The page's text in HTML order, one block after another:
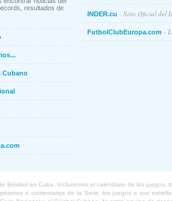
resultados de
Cubano
INDER.cu - Sitio Oficial del
FutbolClubEuropa.com -
en Cuba. Incluiremos el calendario de los juegos,
o comentarios de la Serie, los juegos o sus